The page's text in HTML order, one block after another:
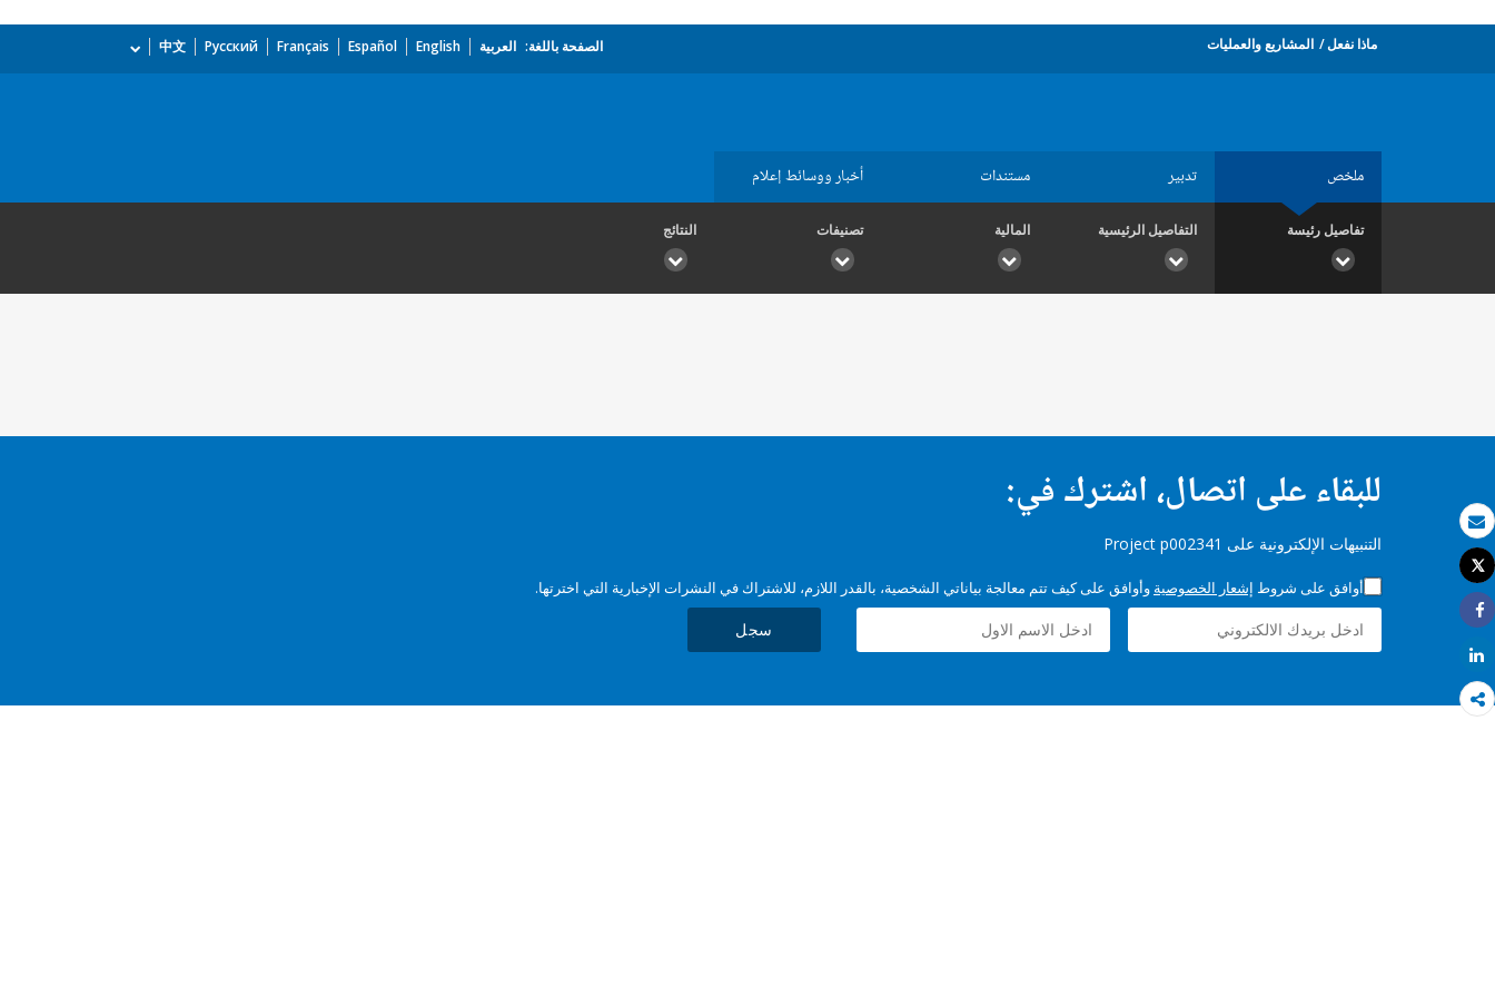
بريد الكتروني
طباعة
Tweet
Share
Share
ماذا نفعل المشاريع والعمليات الصفحة باللغة: العربية English
Español
Français
Русский
中文
ملخص تدبير مستندات أخبار ووسائط إعلام
تفاصيل رئيسة التفاصيل الرئيسية المالية تصنيفات النتائج
للبقاء على اتصال، اشترك في:
التنبيهات الإلكترونية على Project p002341
أوافق على شروط إشعار الخصوصية وأوافق على كيف تتم معالجة بياناتي الشخصية، بالقدر اللازم، للاشتراك في النشرات الإخبارية التي اخترتها.
سجل